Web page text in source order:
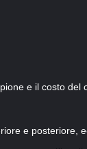
e il costo del
e posteriore,